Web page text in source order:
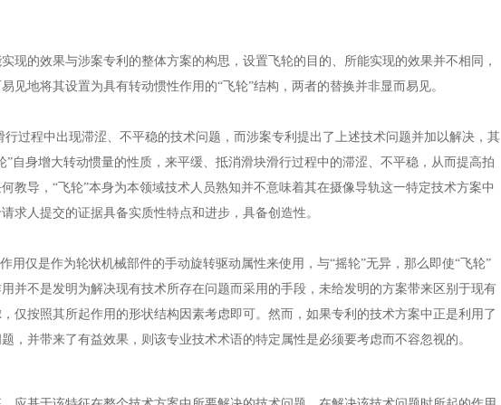
效果与涉案专利的整体方案的构思，设置飞轮的目的、所能实现的效果并不相同，
地将其设置为具有转动惯性作用的“飞轮”结构，两者的替换并非显而易见。
程中出现滞涩、不平稳的技术问题，而涉案专利提出了上述技术问题并加以解决，其
自身增大转动惯量的性质，来平缓、抵消滑块滑行过程中的滞涩、不平稳，从而提高拍
教导，“飞轮”本身为本领域技术人员熟知并不意味着其在摄像导轨这一特定技术方案中
求人提交的证据具备实质性特点和进步，具备创造性。
是作为轮状机械部件的手动旋转驱动属性来使用，与“摇轮”无异，那么即使“飞轮”
并不是发明为解决现有技术所存在问题而采用的手段，未给发明的方案带来区别于现有
仅按照其所起作用的形状结构因素考虑即可。然而，如果专利的技术方案中正是利用了
，并带来了有益效果，则该专业技术术语的特定属性是必须要考虑而不容忽视的。